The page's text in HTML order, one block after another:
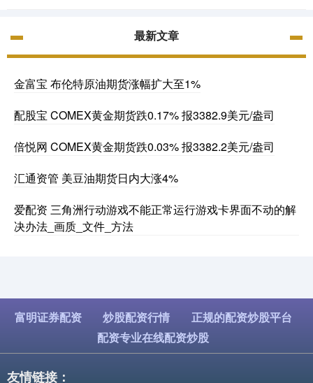
最新文章
金富宝 布伦特原油期货涨幅扩大至1%
配股宝 COMEX黄金期货跌0.17% 报3382.9美元/盎司
倍悦网 COMEX黄金期货跌0.03% 报3382.2美元/盎司
汇通资管 美豆油期货日内大涨4%
爱配资 三角洲行动游戏不能正常运行游戏卡界面不动的解
决办法_画质_文件_方法
富明证券配资 炒股配资行情
正规的配资炒股平台
配资专业在线配资炒股
友情链接：